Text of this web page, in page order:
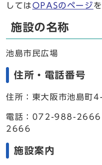
してはOPASのページ
施設の名称
池島市民広場
住所・電話番号
住所：東大阪市池島町
電話：072-988-
2666
施設案内